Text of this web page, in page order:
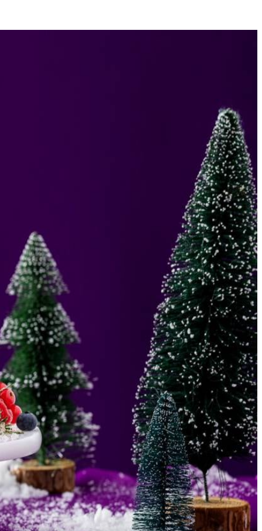
De kikkererwten worden niet gebruikt.
aquafaba ca. 30 min. volledig afkoelen in de koelkast.
kloppend de suiker lepel voor lepel in 10 min. voorzichtig toe.
een stevige piek vormen die omhoog blijft staan. Meng het vanille-
spatel. Werk de onderkant en zijkanten bij tot een grote berg, blijf
randje ontstaat. Voeg steeds een druppel van de rode kleurstof toe
holte in (ongeveer 6 cm) met een randje eromheen. De
wat inzakken (dit wordt de holte die je kunt vullen met ijs en
oven uit, maar open de ovendeur niet, want dan kan de meringue
Doe de suiker in een ondiep schaaltje en wentel de takjes
takje voor de rozemarijn’room’.
rozemarijn heel fijn. Klop met een garde de soja om te
de holte van de meringue eventueel met een mesje groter voor
de blauwe bessen en gesuikerde rozemarijn. Serveer direct.